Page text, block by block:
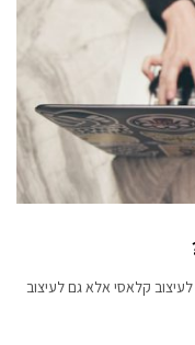
קלאסי אלא גם לעיצוב